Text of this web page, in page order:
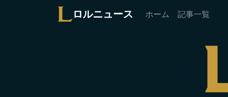
ロルニュース ホーム 記事一覧